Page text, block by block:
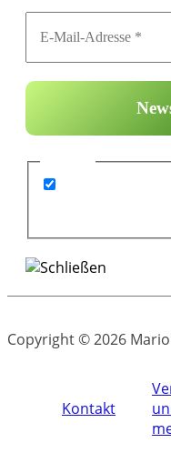
Copyright © 2026
Kontakt